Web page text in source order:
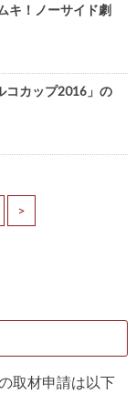
キ！ノーサイド劇
コカップ2016」の
>
取材申請は以下